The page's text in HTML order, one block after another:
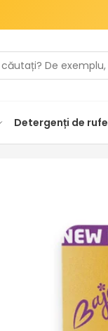
Detergenți de rufe